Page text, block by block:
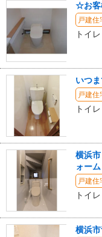
☆お客
戸建住
トイレ
いつ
戸建住
トイレ
横浜
ォー
戸建住
トイレ
横浜